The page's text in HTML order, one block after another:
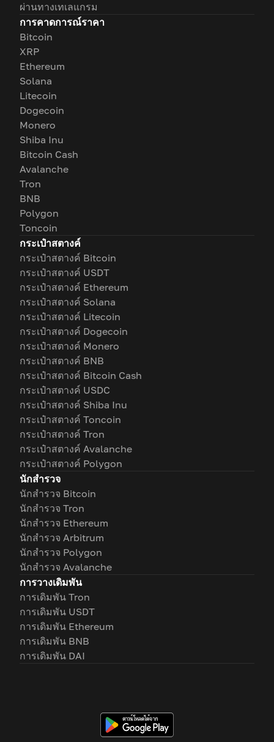
ผ่านทางเทเลแกรม
การคาดการณ์ราคา
Bitcoin
XRP
Ethereum
Solana
Litecoin
Dogecoin
Monero
Shiba Inu
Bitcoin Cash
Avalanche
Tron
BNB
Polygon
Toncoin
กระเป๋าสตางค์
กระเป๋าสตางค์ Bitcoin
กระเป๋าสตางค์ USDT
กระเป๋าสตางค์ Ethereum
กระเป๋าสตางค์ Solana
กระเป๋าสตางค์ Litecoin
กระเป๋าสตางค์ Dogecoin
กระเป๋าสตางค์ Monero
กระเป๋าสตางค์ BNB
กระเป๋าสตางค์ Bitcoin Cash
กระเป๋าสตางค์ USDC
กระเป๋าสตางค์ Shiba Inu
กระเป๋าสตางค์ Toncoin
กระเป๋าสตางค์ Tron
กระเป๋าสตางค์ Avalanche
กระเป๋าสตางค์ Polygon
นักสำรวจ
นักสำรวจ Bitcoin
นักสำรวจ Tron
นักสำรวจ Ethereum
นักสำรวจ Arbitrum
นักสำรวจ Polygon
นักสำรวจ Avalanche
การวางเดิมพัน
การเดิมพัน Tron
การเดิมพัน USDT
การเดิมพัน Ethereum
การเดิมพัน BNB
การเดิมพัน DAI